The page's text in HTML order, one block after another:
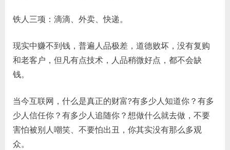
铁人三项：滴滴、外卖、快递。
现实中赚不到钱，普遍人品极差，道德败坏，没有复购
和老客户，但凡有点技术，人品稍微好点，都不会缺
钱。
当今互联网，什么是真正的财富?有多少人知道你？有多
少人信任你？有多少人追随你？想做什么就去做，不要
害怕被别人嘲笑、不要怕出丑，你其实没有那么多观
众。